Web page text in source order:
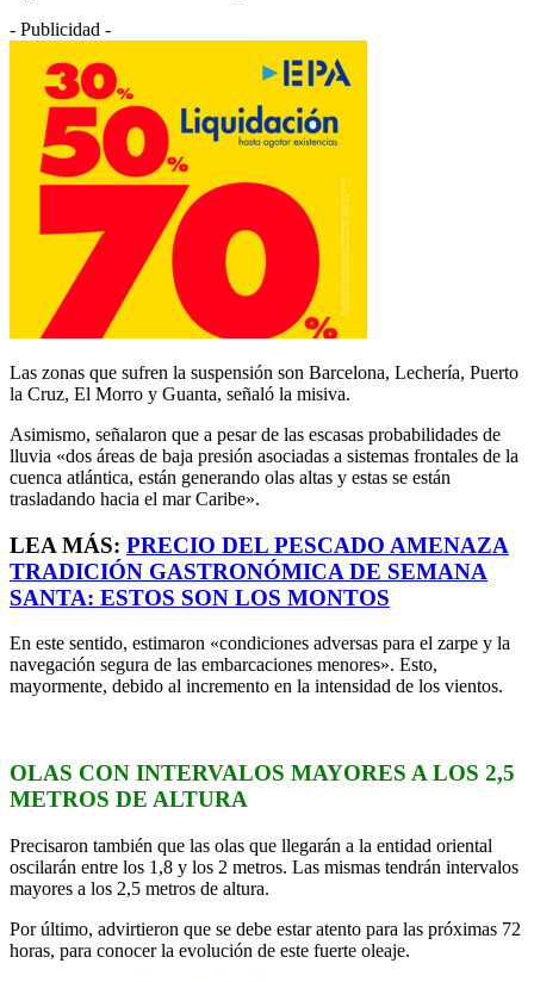
- Publicidad -
Las zonas que sufren la suspensión son Barcelona, Lechería, Puerto
la Cruz, El Morro y Guanta, señaló la misiva.
Asimismo, señalaron que a pesar de las escasas probabilidades de
lluvia «dos áreas de baja presión asociadas a sistemas frontales de la
cuenca atlántica, están generando olas altas y estas se están
trasladando hacia el mar Caribe».
LEA MÁS: PRECIO DEL PESCADO AMENAZA
TRADICIÓN GASTRONÓMICA DE SEMANA
SANTA: ESTOS SON LOS MONTOS
En este sentido, estimaron «condiciones adversas para el zarpe y la
navegación segura de las embarcaciones menores». Esto,
mayormente, debido al incremento en la intensidad de los vientos.
OLAS CON INTERVALOS MAYORES A LOS 2,5
METROS DE ALTURA
Precisaron también que las olas que llegarán a la entidad oriental
oscilarán entre los 1,8 y los 2 metros. Las mismas tendrán intervalos
mayores a los 2,5 metros de altura.
Por último, advirtieron que se debe estar atento para las próximas 72
horas, para conocer la evolución de este fuerte oleaje.